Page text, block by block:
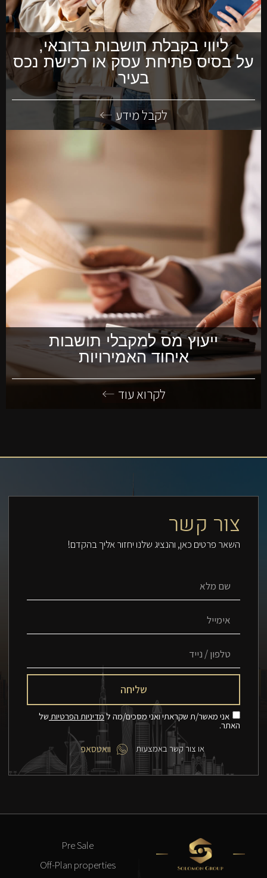
ליווי בקבלת תושבות בדובאי,
על בסיס פתיחת עסק או רכישת נכס
בעיר
לקבל מידע
ייעוץ מס למקבלי תושבות
איחוד האמירויות
לקרוא עוד
צור קשר
השאר פרטים כאן, והנציג שלנו יחזור אליך בהקדם!
אני מאשר/ת שקראתי ואני מסכים/מה למדיניות הפרטיות של
האתר.
שליחה
או צור קשר באמצעות וואטסאפ
Pre Sale
Off-Plan properties